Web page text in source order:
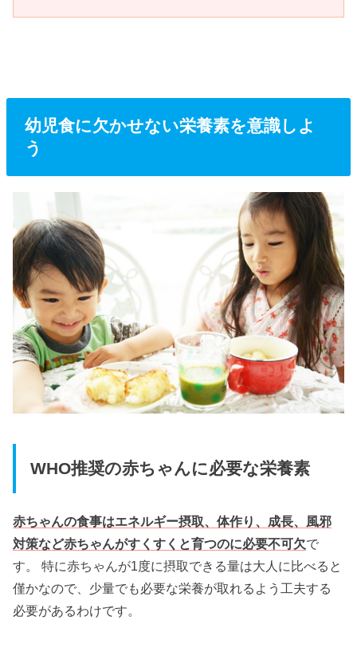
幼児食に欠かせない栄養素を意識しよ
う
WHO推奨の赤ちゃんに必要な栄養素
赤ちゃんの食事はエネルギー摂取、体作り、成長、風邪
対策など赤ちゃんがすくすくと育つのに必要不可欠で
す。 特に赤ちゃんが1度に摂取できる量は大人に比べると
僅かなので、少量でも必要な栄養が取れるよう工夫する
必要があるわけです。